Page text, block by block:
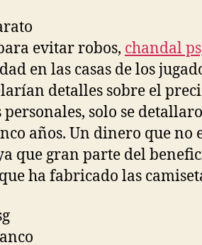
evitar robos, chandal
en las casas de los
detalles sobre el
solo se
años. Un dinero que no
que gran parte del
ha fabricado las